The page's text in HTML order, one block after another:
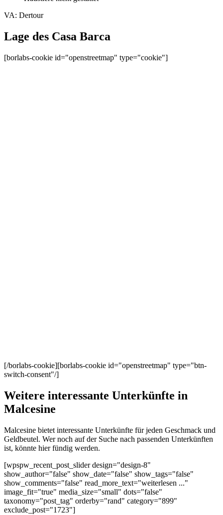
VA: Dertour
Lage des Casa Barca
[borlabs-cookie id="openstreetmap" type="cookie"]
[/borlabs-cookie][borlabs-cookie id="openstreetmap" type="btn-
switch-consent"/]
Weitere interessante Unterkünfte in
Malcesine
Malcesine bietet interessante Unterkünfte für jeden Geschmack und
Geldbeutel. Wer noch auf der Suche nach passenden Unterkünften
ist, könnte hier fündig werden.
[wpspw_recent_post_slider design="design-8"
show_author="false" show_date="false" show_tags="false"
show_comments="false" read_more_text="weiterlesen ..."
image_fit="true" media_size="small" dots="false"
taxonomy="post_tag" orderby="rand" category="899"
exclude_post="1723"]